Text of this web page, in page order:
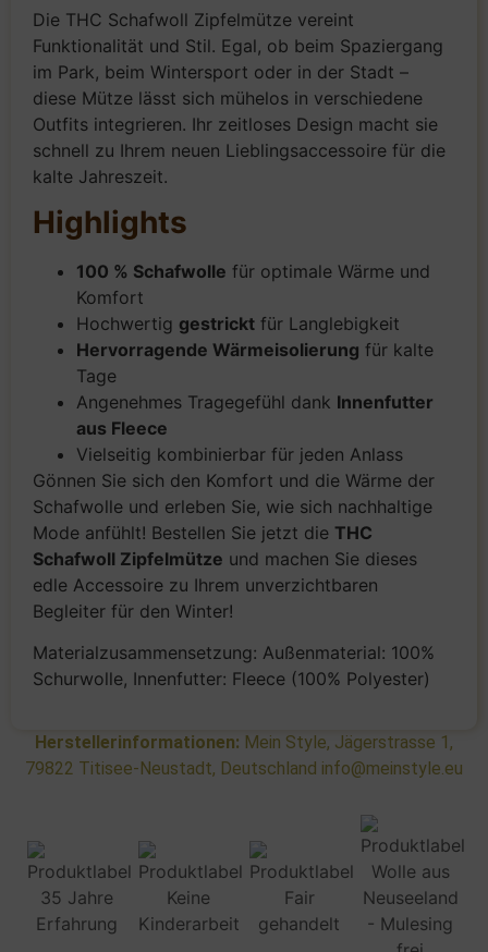
Die THC Schafwoll Zipfelmütze vereint
Funktionalität und Stil. Egal, ob beim Spaziergang
im Park, beim Wintersport oder in der Stadt –
diese Mütze lässt sich mühelos in verschiedene
Outfits integrieren. Ihr zeitloses Design macht sie
schnell zu Ihrem neuen Lieblingsaccessoire für die
kalte Jahreszeit.
Highlights
100 % Schafwolle für optimale Wärme und
Komfort
Hochwertig gestrickt für Langlebigkeit
Hervorragende Wärmeisolierung für kalte
Tage
Angenehmes Tragegefühl dank Innenfutter
aus Fleece
Vielseitig kombinierbar für jeden Anlass
Gönnen Sie sich den Komfort und die Wärme der
Schafwolle und erleben Sie, wie sich nachhaltige
Mode anfühlt! Bestellen Sie jetzt die THC
Schafwoll Zipfelmütze und machen Sie dieses
edle Accessoire zu Ihrem unverzichtbaren
Begleiter für den Winter!
Materialzusammensetzung: Außenmaterial: 100%
Schurwolle, Innenfutter: Fleece (100% Polyester)
Herstellerinformationen: Mein Style, Jägerstrasse 1,
79822 Titisee-Neustadt, Deutschland info@meinstyle.eu